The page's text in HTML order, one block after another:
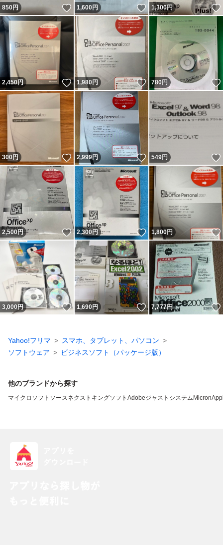
850円 いいね！
1,600円 いいね！
1,300円
2,450円 いいね！
1,980円 いいね！
780円
300円 いいね！
2,999円 いいね！
549円
2,500円 いいね！
2,300円 いいね！
1,800円
3,000円 いいね！
1,690円 いいね！
7,777円
Yahoo!フリマ
スマホ、タブレット、パソコン
ソフトウェア
ビジネスソフト（パッケージ版）
他のブランドから探す
マイクロソフト ソースネクスト キングソフト Adobeジャストシステム Micron